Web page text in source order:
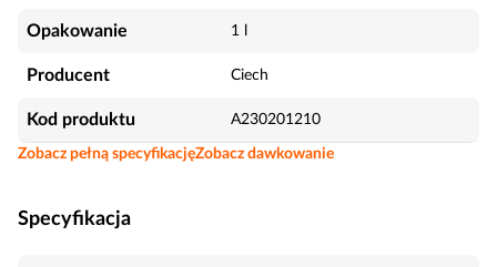
Opakowanie 1 l
Producent Ciech
Kod produktu A230201210
Zobacz pełną specyfikacjęZobacz dawkowanie
Specyfikacja